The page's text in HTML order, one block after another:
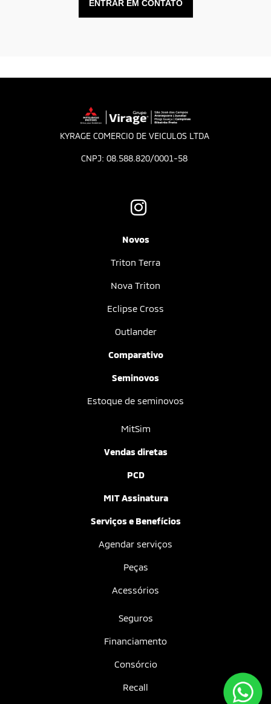
ENTRAR EM CONTATO
KYRAGE COMERCIO DE VEICULOS LTDA
CNPJ: 08.588.820/0001-58
Novos
Triton Terra
Nova Triton
Eclipse Cross
Outlander
Comparativo
Seminovos
Estoque de seminovos
MitSim
Vendas diretas
PCD
MIT Assinatura
Serviços e Benefícios
Agendar serviços
Peças
Acessórios
Seguros
Financiamento
Consórcio
Recall